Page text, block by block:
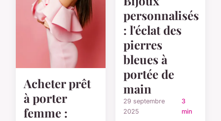
Acheter prêt
à porter
femme :
personnalisés
: l'éclat des
pierres
bleues à
portée de
main
29 septembre
2025
3
min